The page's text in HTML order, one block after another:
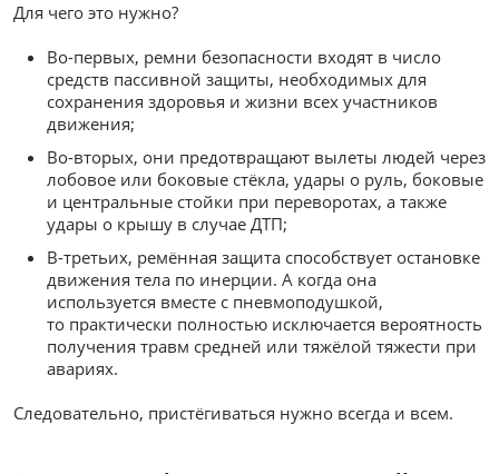
Для чего это нужно?
Во-первых, ремни безопасности входят в число
средств пассивной защиты, необходимых для
сохранения здоровья и жизни всех участников
движения;
Во-вторых, они предотвращают вылеты людей через
лобовое или боковые стёкла, удары о руль, боковые
и центральные стойки при переворотах, а также
удары о крышу в случае ДТП;
В-третьих, ремённая защита способствует остановке
движения тела по инерции. А когда она
используется вместе с пневмоподушкой,
то практически полностью исключается вероятность
получения травм средней или тяжёлой тяжести при
авариях.
Следовательно, пристёгиваться нужно всегда и всем.